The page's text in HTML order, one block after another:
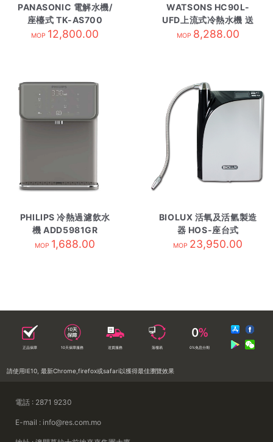
PANASONIC 電解水機/
座檯式 TK-AS700
MOP 12,800.00
WATSONS HC90L-
UFD上流式冷熱水機 送
36張水券/需訂 黑
MOP 8,288.00
PHILIPS 冷熱過濾飲水
機 ADD5981GR
MOP 1,688.00
BIOLUX 活氧及活氫製造
器 HOS-座台式
MOP 23,950.00
正品保障 10天保障服務 送貨服務 落樓易 0%免息分期
請使用IE10, 最新Chrome,firefox或safari以獲得最佳瀏覽效果
電話 : 2871 9230
E-mail : info@res.com.mo